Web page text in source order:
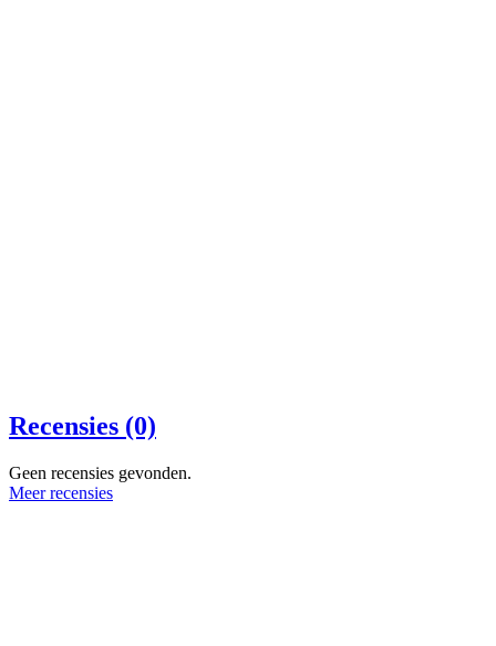
Recensies (0)
Geen recensies gevonden.
Meer recensies